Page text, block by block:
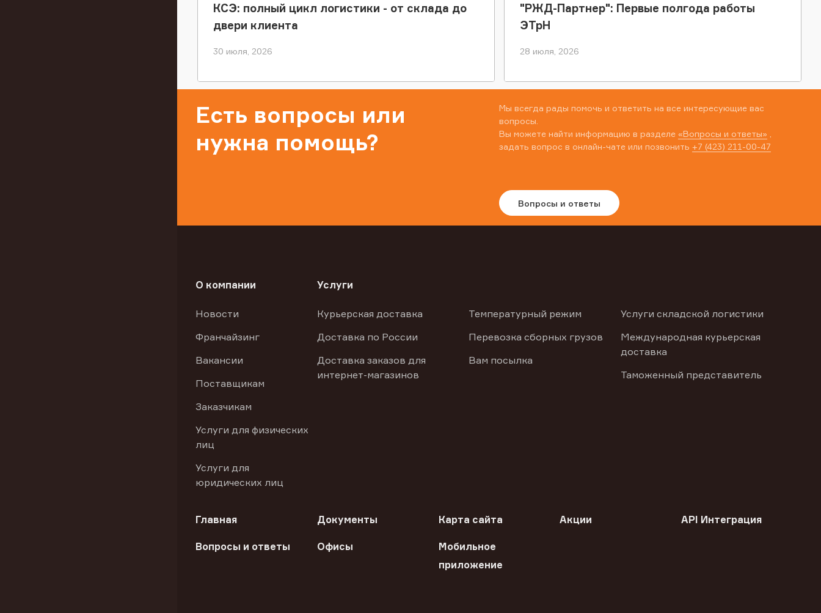
КСЭ: полный цикл логистики - от склада до
двери клиента
30 июля, 2026
"РЖД-Партнер": Первые полгода работы
ЭТрН
28 июля, 2026
Есть вопросы или
нужна помощь?
Мы всегда рады помочь и ответить на все интересующие вас
вопросы.
Вы можете найти информацию в разделе «Вопросы и ответы»
задать вопрос в онлайн-чате или позвонить +7 (423) 211-00-47
Вопросы и ответы
О компании
Новости
Франчайзинг
Вакансии
Поставщикам
Заказчикам
Услуги для физических
лиц
Услуги для
юридических лиц
Услуги
Курьерская доставка
Доставка по России
Доставка заказов для
интернет-магазинов
Температурный режим
Перевозка сборных грузов
Вам посылка
Услуги складской логистики
Международная курьерская
доставка
Таможенный представитель
Главная Документы Карта сайта Акции API Интеграция
Вопросы и ответы Офисы
Мобильное
приложение